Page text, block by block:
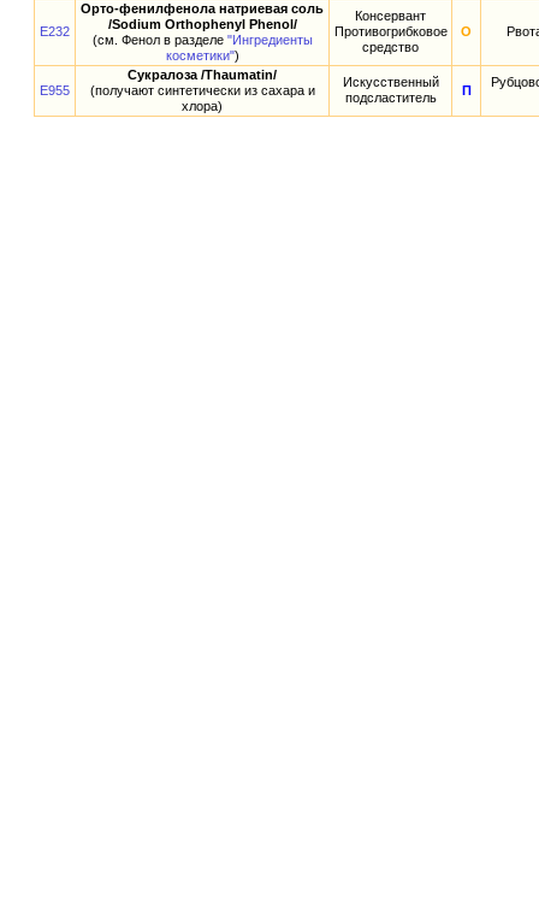
E232
Орто-фенилфенола натриевая соль
/Sodium Orthophenyl Phenol/
(см. Фенол в разделе "Ингредиенты
косметики")
Консервант
Противогрибковое
средство
О
E955
Сукралоза /Thaumatin/
(получают синтетически из сахара и
хлора)
Искусственный
подсластитель
П